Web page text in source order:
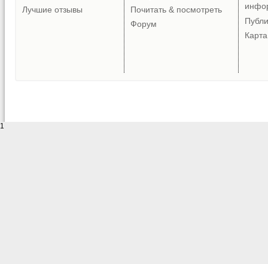
Лучшие отзывы
Почитать & посмотреть
Форум
1